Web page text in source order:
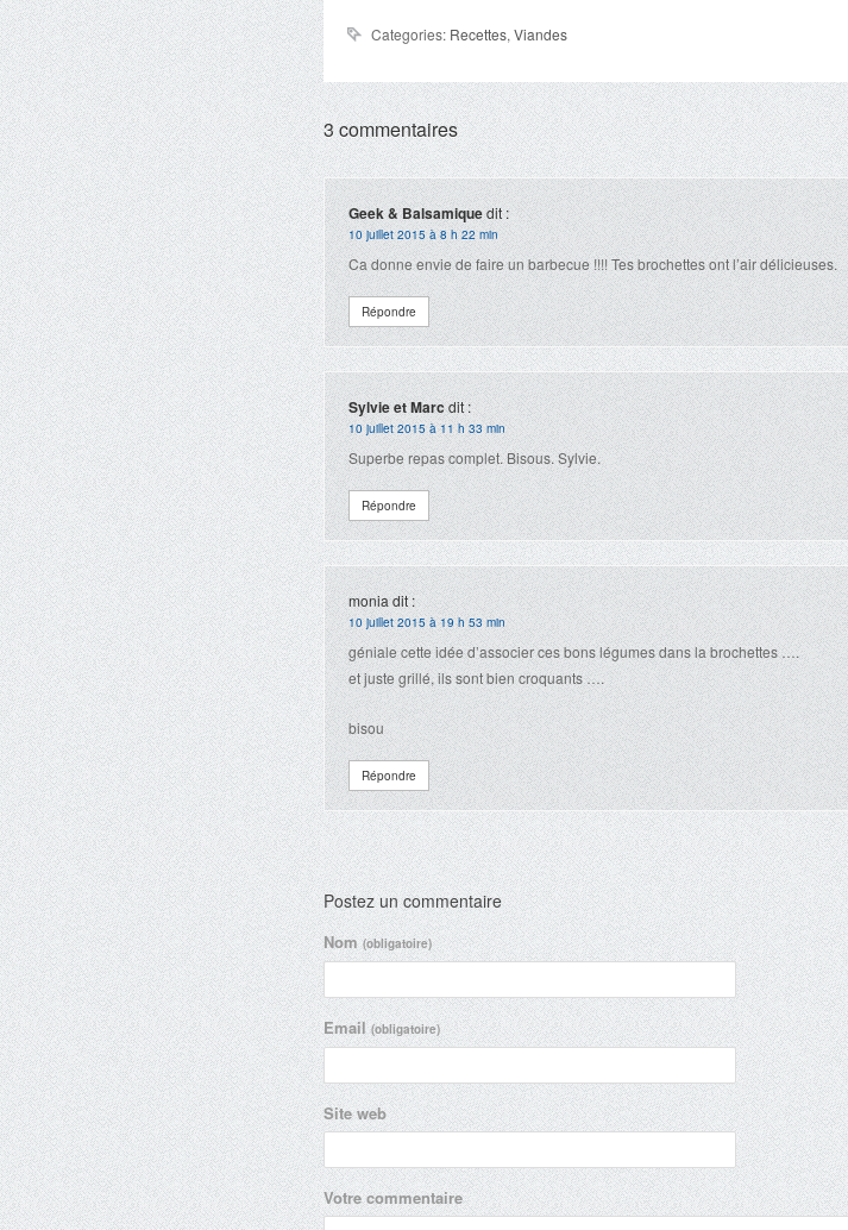
Categories: Recettes, Viandes
3 commentaires
Geek & Balsamiquedit :
10 juillet 2015 à 8 h 22 min
Ca donne envie de faire un barbecue !!!! Tes brochettes ont l’air délicieuses.
Répondre
Sylvie et Marcdit :
10 juillet 2015 à 11 h 33 min
Superbe repas complet. Bisous. Sylvie.
Répondre
moniadit :
10 juillet 2015 à 19 h 53 min
géniale cette idée d’associer ces bons légumes dans la brochettes ….
et juste grillé, ils sont bien croquants ….
bisou
Répondre
Postez un commentaire
Nom(obligatoire)
Email(obligatoire)
Site web
Votre commentaire